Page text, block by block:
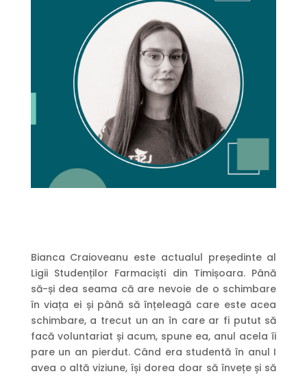
Bianca Craioveanu este actualul președinte al
Ligii Studenților Farmaciști din Timișoara. Până
să-și dea seama că are nevoie de o schimbare
în viața ei și până să înțeleagă care este acea
schimbare, a trecut un an în care ar fi putut să
facă voluntariat și acum, spune ea, anul acela îi
pare un an pierdut. Când era studentă în anul I
avea o altă viziune, își dorea doar să învețe și să